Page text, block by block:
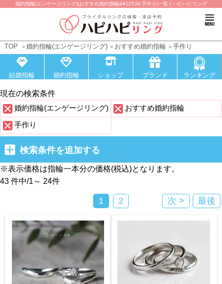
婚約指輪(エンゲージリング)(おすすめ婚約指輪&#12539;手作り)一覧 | ハピハピリング
TOP 婚約指輪(エンゲージリング) おすすめ婚約指輪 手作り
結婚指輪 婚約指輪 ショップ ブランド ランキング
現在の検索条件
婚約指輪(エンゲージリング) おすすめ婚約指輪
手作り
検索条件を追加する
※表示価格は指輪一本分の価格(税込)となります。
43 件中/1～ 24件
1 2 次 > 最後